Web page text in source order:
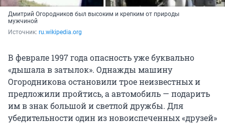
Дмитрий Огородников был высоким и крепким от природы
мужчиной
Источник: ru.wikipedia.org
В феврале 1997 года опасность уже буквально
«дышала в затылок». Однажды машину
Огородникова остановили трое неизвестных и
предложили пройтись, а автомобиль — подарить
им в знак большой и светлой дружбы. Для
убедительности один из новоиспеченных «друзей»